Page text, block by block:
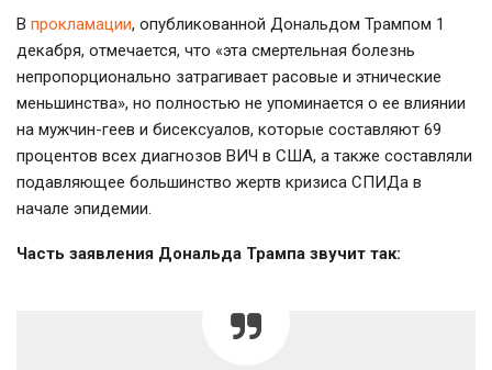
В прокламации, опубликованной Дональдом Трампом 1
декабря, отмечается, что «эта смертельная болезнь
непропорционально затрагивает расовые и этнические
меньшинства», но полностью не упоминается о ее влиянии
на мужчин-геев и бисексуалов, которые составляют 69
процентов всех диагнозов ВИЧ в США, а также составляли
подавляющее большинство жертв кризиса СПИДа в
начале эпидемии.
Часть заявления Дональда Трампа звучит так: